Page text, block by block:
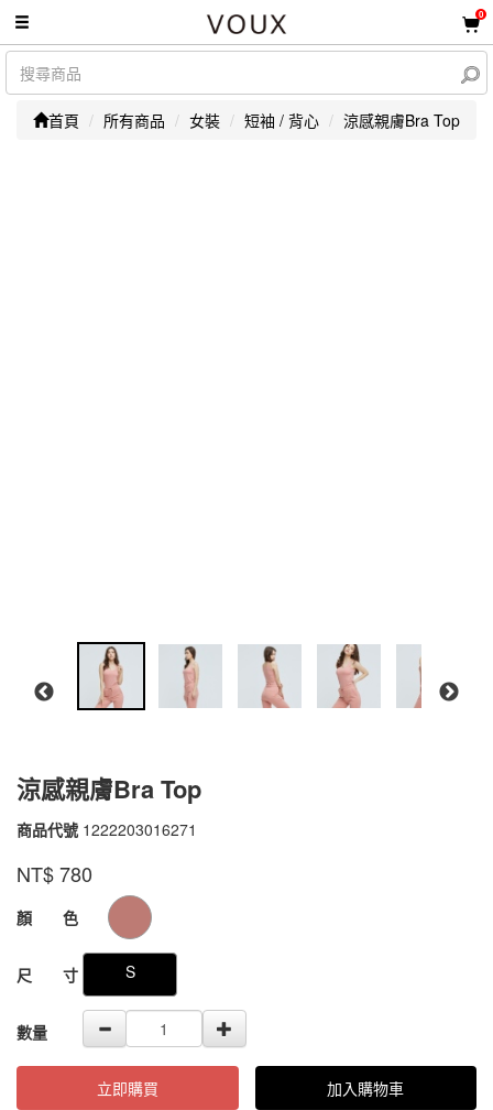
0
首頁 所有商品 女裝 短袖 / 背心 涼感親膚Bra Top
涼感親膚Bra Top
商品代號 1222203016271
1222203016271
品牌
VOUX
NT$780
GOODS000000000000000091530
顏 色
尺 寸 S
數量
立即購買 加入購物車